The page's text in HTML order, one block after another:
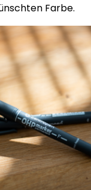
Farbe.